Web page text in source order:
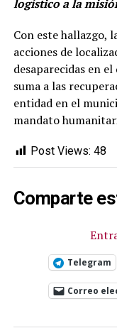
logístico a la
Con este hallazgo,
acciones de
desaparecidas en
suma a las
entidad en el
mandato
Post Views: 48
Comparte
Telegram
Correo